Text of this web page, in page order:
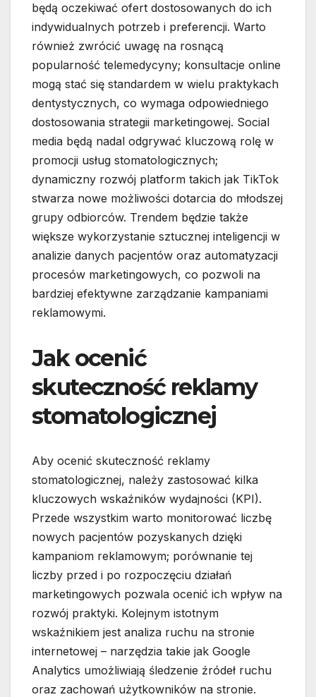
będą oczekiwać ofert dostosowanych do ich
indywidualnych potrzeb i preferencji. Warto
również zwrócić uwagę na rosnącą
popularność telemedycyny; konsultacje online
mogą stać się standardem w wielu praktykach
dentystycznych, co wymaga odpowiedniego
dostosowania strategii marketingowej. Social
media będą nadal odgrywać kluczową rolę w
promocji usług stomatologicznych;
dynamiczny rozwój platform takich jak TikTok
stwarza nowe możliwości dotarcia do młodszej
grupy odbiorców. Trendem będzie także
większe wykorzystanie sztucznej inteligencji w
analizie danych pacjentów oraz automatyzacji
procesów marketingowych, co pozwoli na
bardziej efektywne zarządzanie kampaniami
reklamowymi.
Jak ocenić
skuteczność reklamy
stomatologicznej
Aby ocenić skuteczność reklamy
stomatologicznej, należy zastosować kilka
kluczowych wskaźników wydajności (KPI).
Przede wszystkim warto monitorować liczbę
nowych pacjentów pozyskanych dzięki
kampaniom reklamowym; porównanie tej
liczby przed i po rozpoczęciu działań
marketingowych pozwala ocenić ich wpływ na
rozwój praktyki. Kolejnym istotnym
wskaźnikiem jest analiza ruchu na stronie
internetowej – narzędzia takie jak Google
Analytics umożliwiają śledzenie źródeł ruchu
oraz zachowań użytkowników na stronie.